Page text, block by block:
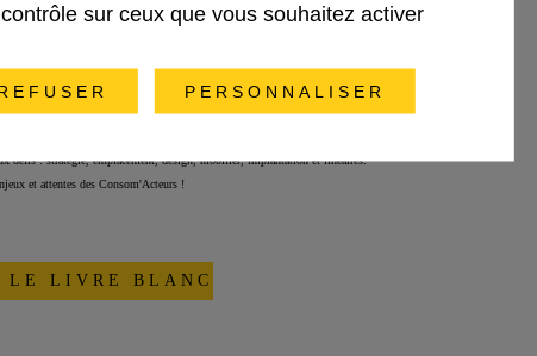
défis : stratégie, emplacement, design, mobilier, implantation et linéaires.
et attentes des Consom'Acteurs !
LE LIVRE BLANC
sur ceux que vous souhaitez activer
PERSONNALISER